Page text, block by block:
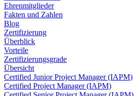
Ehrenmitglieder
Fakten und Zahlen
Blog
Zertifizierung
Überblick
Vorteile
Zertifizierungsgrade
Übersicht
Certified Junior Project Manager (IAPM)
Certified Project Manager (IAPM)